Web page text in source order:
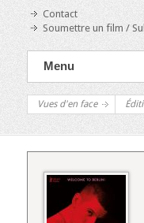
Contact
Soumettre un film /
Menu
Vues d'en face